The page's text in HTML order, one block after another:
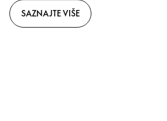
SAZNAJTE VIŠE